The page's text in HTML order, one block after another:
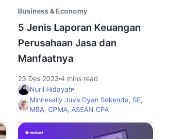
Business & Economy
5 Jenis Laporan Keuangan
Perusahaan Jasa dan
Manfaatnya
23 Des 2023 4 mins read
Nuril Hidayah
Minnesally Juva Dyan Sekenda, SE,
MBA, CPMA, ASEAN CPA